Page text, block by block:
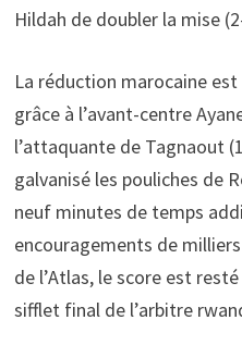
Hildah de doubler la mise
La réduction marocaine
grâce à l’avant-centre
l’attaquante de Tagnaout
galvanisé les pouliches de
neuf minutes de temps
encouragements de
de l’Atlas, le score est
sifflet final de l’arbitre